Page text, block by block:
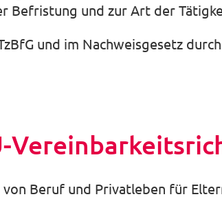
Befristung und zur Art der
und im Nachweisgesetz
Beruf und Privatleben für